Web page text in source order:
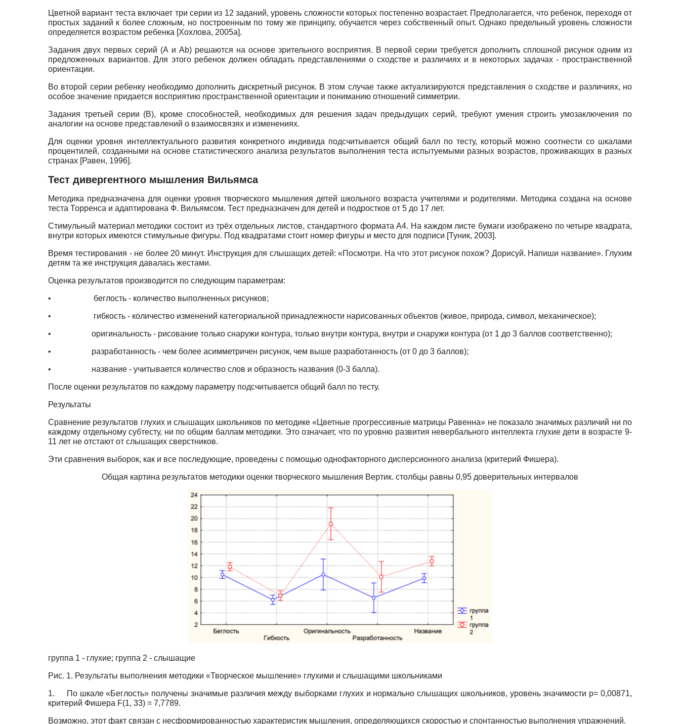
Цветной вариант теста включает три серии из 12 заданий, уровень сложности которых постепенно возрастает. Предполагается, что ребенок, переходя от
простых заданий к более сложным, но построенным по тому же принципу, обучается через собственный опыт. Однако предельный уровень сложности
определяется возрастом ребенка [Хохлова, 2005а].
Задания двух первых серий (A и Ab) решаются на основе зрительного восприятия. В первой серии требуется дополнить сплошной рисунок одним из
предложенных вариантов. Для этого ребенок должен обладать представлениями о сходстве и различиях и в некоторых задачах - пространственной
ориентации.
Во второй серии ребенку необходимо дополнить дискретный рисунок. В этом случае также актуализируются представления о сходстве и различиях, но
особое значение придается восприятию пространственной ориентации и пониманию отношений симметрии.
Задания третьей серии (В), кроме способностей, необходимых для решения задач предыдущих серий, требуют умения строить умозаключения по
аналогии на основе представлений о взаимосвязях и изменениях.
Для оценки уровня интеллектуального развития конкретного индивида подсчитывается общий балл по тесту, который можно соотнести со шкалами
процентилей, созданными на основе статистического анализа результатов выполнения теста испытуемыми разных возрастов, проживающих в разных
странах [Равен, 1996].
Тест дивергентного мышления Вильямса
Методика предназначена для оценки уровня творческого мышления детей школьного возраста учителями и родителями. Методика создана на основе
теста Торренса и адаптирована Ф. Вильямсом. Тест предназначен для детей и подростков от 5 до 17 лет.
Стимульный материал методики состоит из трёх отдельных листов, стандартного формата А4. На каждом листе бумаги изображено по четыре квадрата,
внутри которых имеются стимульные фигуры. Под квадратами стоит номер фигуры и место для подписи [Туник, 2003].
Время тестирования - не более 20 минут. Инструкция для слышащих детей: «Посмотри. На что этот рисунок похож? Дорисуй. Напиши название». Глухим
детям та же инструкция давалась жестами.
Оценка результатов производится по следующим параметрам:
• беглость - количество выполненных рисунков;
• гибкость - количество изменений категориальной принадлежности нарисованных объектов (живое, природа, символ, механическое);
• оригинальность - рисование только снаружи контура, только внутри контура, внутри и снаружи контура (от 1 до 3 баллов соответственно);
• разработанность - чем более асимметричен рисунок, чем выше разработанность (от 0 до 3 баллов);
• название - учитывается количество слов и образность названия (0-3 балла).
После оценки результатов по каждому параметру подсчитывается общий балл по тесту.
Результаты
Сравнение результатов глухих и слышащих школьников по методике «Цветные прогрессивные матрицы Равенна» не показало значимых различий ни по
каждому отдельному субтесту, ни по общим баллам методики. Это означает, что по уровню развития невербального интеллекта глухие дети в возрасте 9-
11 лет не отстают от слышащих сверстников.
Эти сравнения выборок, как и все последующие, проведены с помощью однофакторного дисперсионного анализа (критерий Фишера).
Общая картина результатов методики оценки творческого мышления Вертик. столбцы равны 0,95 доверительных интервалов
группа 1 - глухие; группа 2 - слышащие
Рис. 1. Результаты выполнения методики «Творческое мышление» глухими и слышащими школьниками
1. По шкале «Беглость» получены значимые различия между выборками глухих и нормально слышащих школьников, уровень значимости p= 0,00871,
критерий Фишера F(1, 33) = 7,7789.
Возможно, этот факт связан с несформированностью характеристик мышления, определяющихся скоростью и спонтанностью выполнения упражнений.